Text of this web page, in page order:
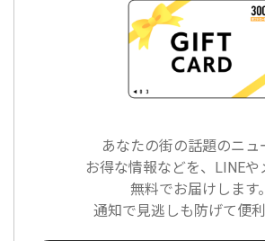
あなたの街の話題のニュ
お得な情報などを、LINEや
無料でお届けします。
通知で見逃しも防げて便利